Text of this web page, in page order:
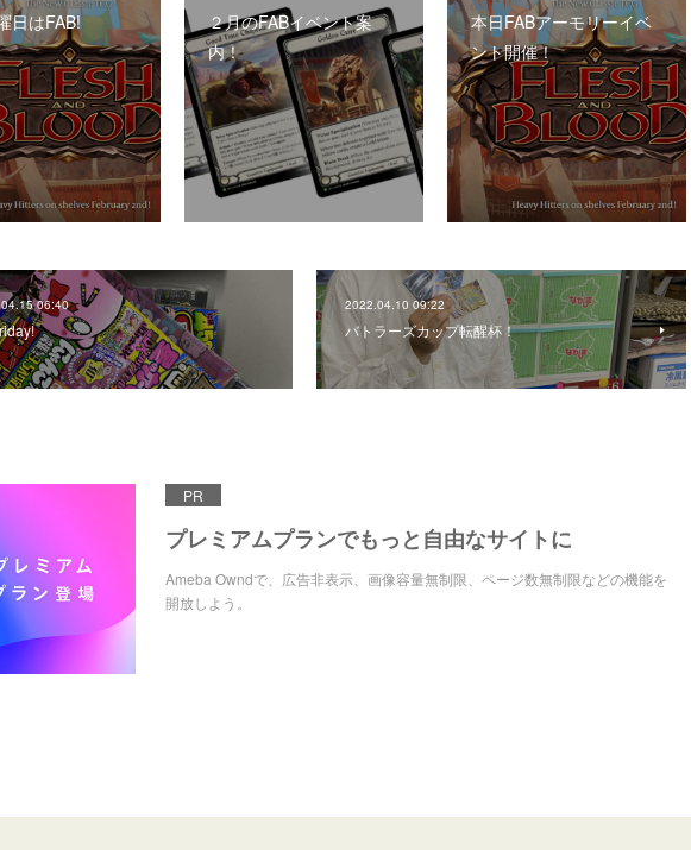
日はFAB!
２月のFABイベント案
内！
本日FABアーモリーイベ
ント開催！
06:40 2022.04.10 09:22
バトラーズカップ転醒杯！
PR
プレミアムプランでもっと自由なサイトに
Ameba Owndで、広告非表示、画像容量無制限、ページ数無制限などの機能を
開放しよう。